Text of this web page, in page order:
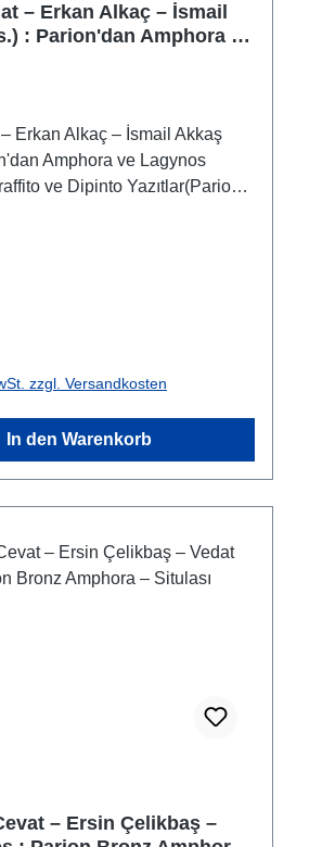
– Erkan Alkaç – İsmail
: Parion'dan Amphora ve
Erkan Alkaç – İsmail Akkaş
Amphora ve Lagynos
ve Dipinto Yazıtlar(Parion
zzgl. Versandkosten
In den Warenkorb
– Ersin Çelikbaş –